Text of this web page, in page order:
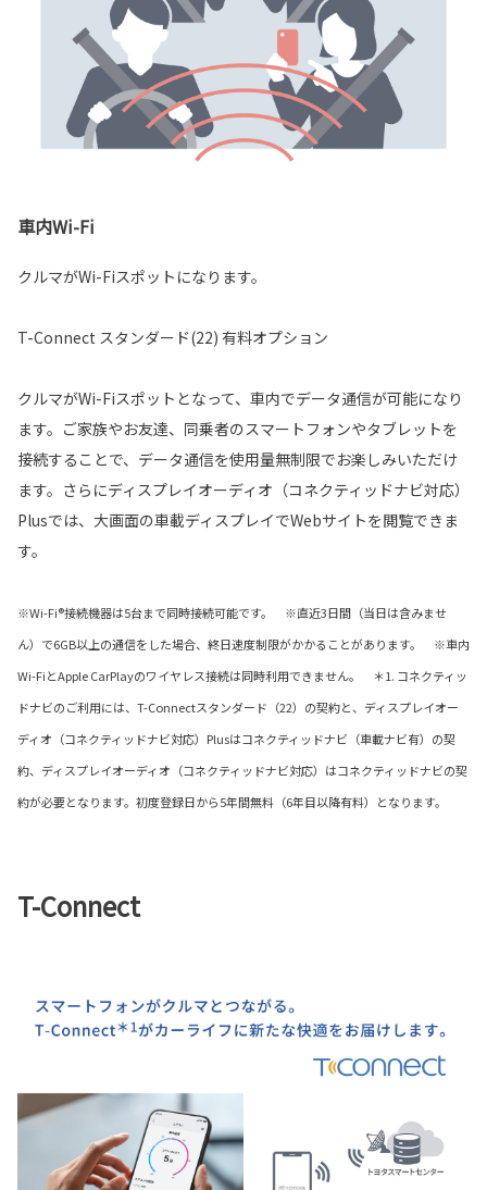
車内Wi-Fi
クルマがWi-Fiスポットになります。
T-Connect スタンダード(22) 有料オプション
クルマがWi-Fiスポットとなって、車内でデータ通信が可能になり
ます。ご家族やお友達、同乗者のスマートフォンやタブレットを
接続することで、データ通信を使用量無制限でお楽しみいただけ
ます。さらにディスプレイオーディオ（コネクティッドナビ対応）
Plusでは、大画面の車載ディスプレイでWebサイトを閲覧できま
す。
※Wi-Fi®接続機器は5台まで同時接続可能です。 ※直近3日間（当日は含みませ
ん）で6GB以上の通信をした場合、終日速度制限がかかることがあります。 ※車内
Wi-FiとApple CarPlayのワイヤレス接続は同時利用できません。 ＊1. コネクティッ
ドナビのご利用には、T-Connectスタンダード（22）の契約と、ディスプレイオー
ディオ（コネクティッドナビ対応）Plusはコネクティッドナビ（車載ナビ有）の契
約、ディスプレイオーディオ（コネクティッドナビ対応）はコネクティッドナビの契
約が必要となります。初度登録日から5年間無料（6年目以降有料）となります。
T-Connect